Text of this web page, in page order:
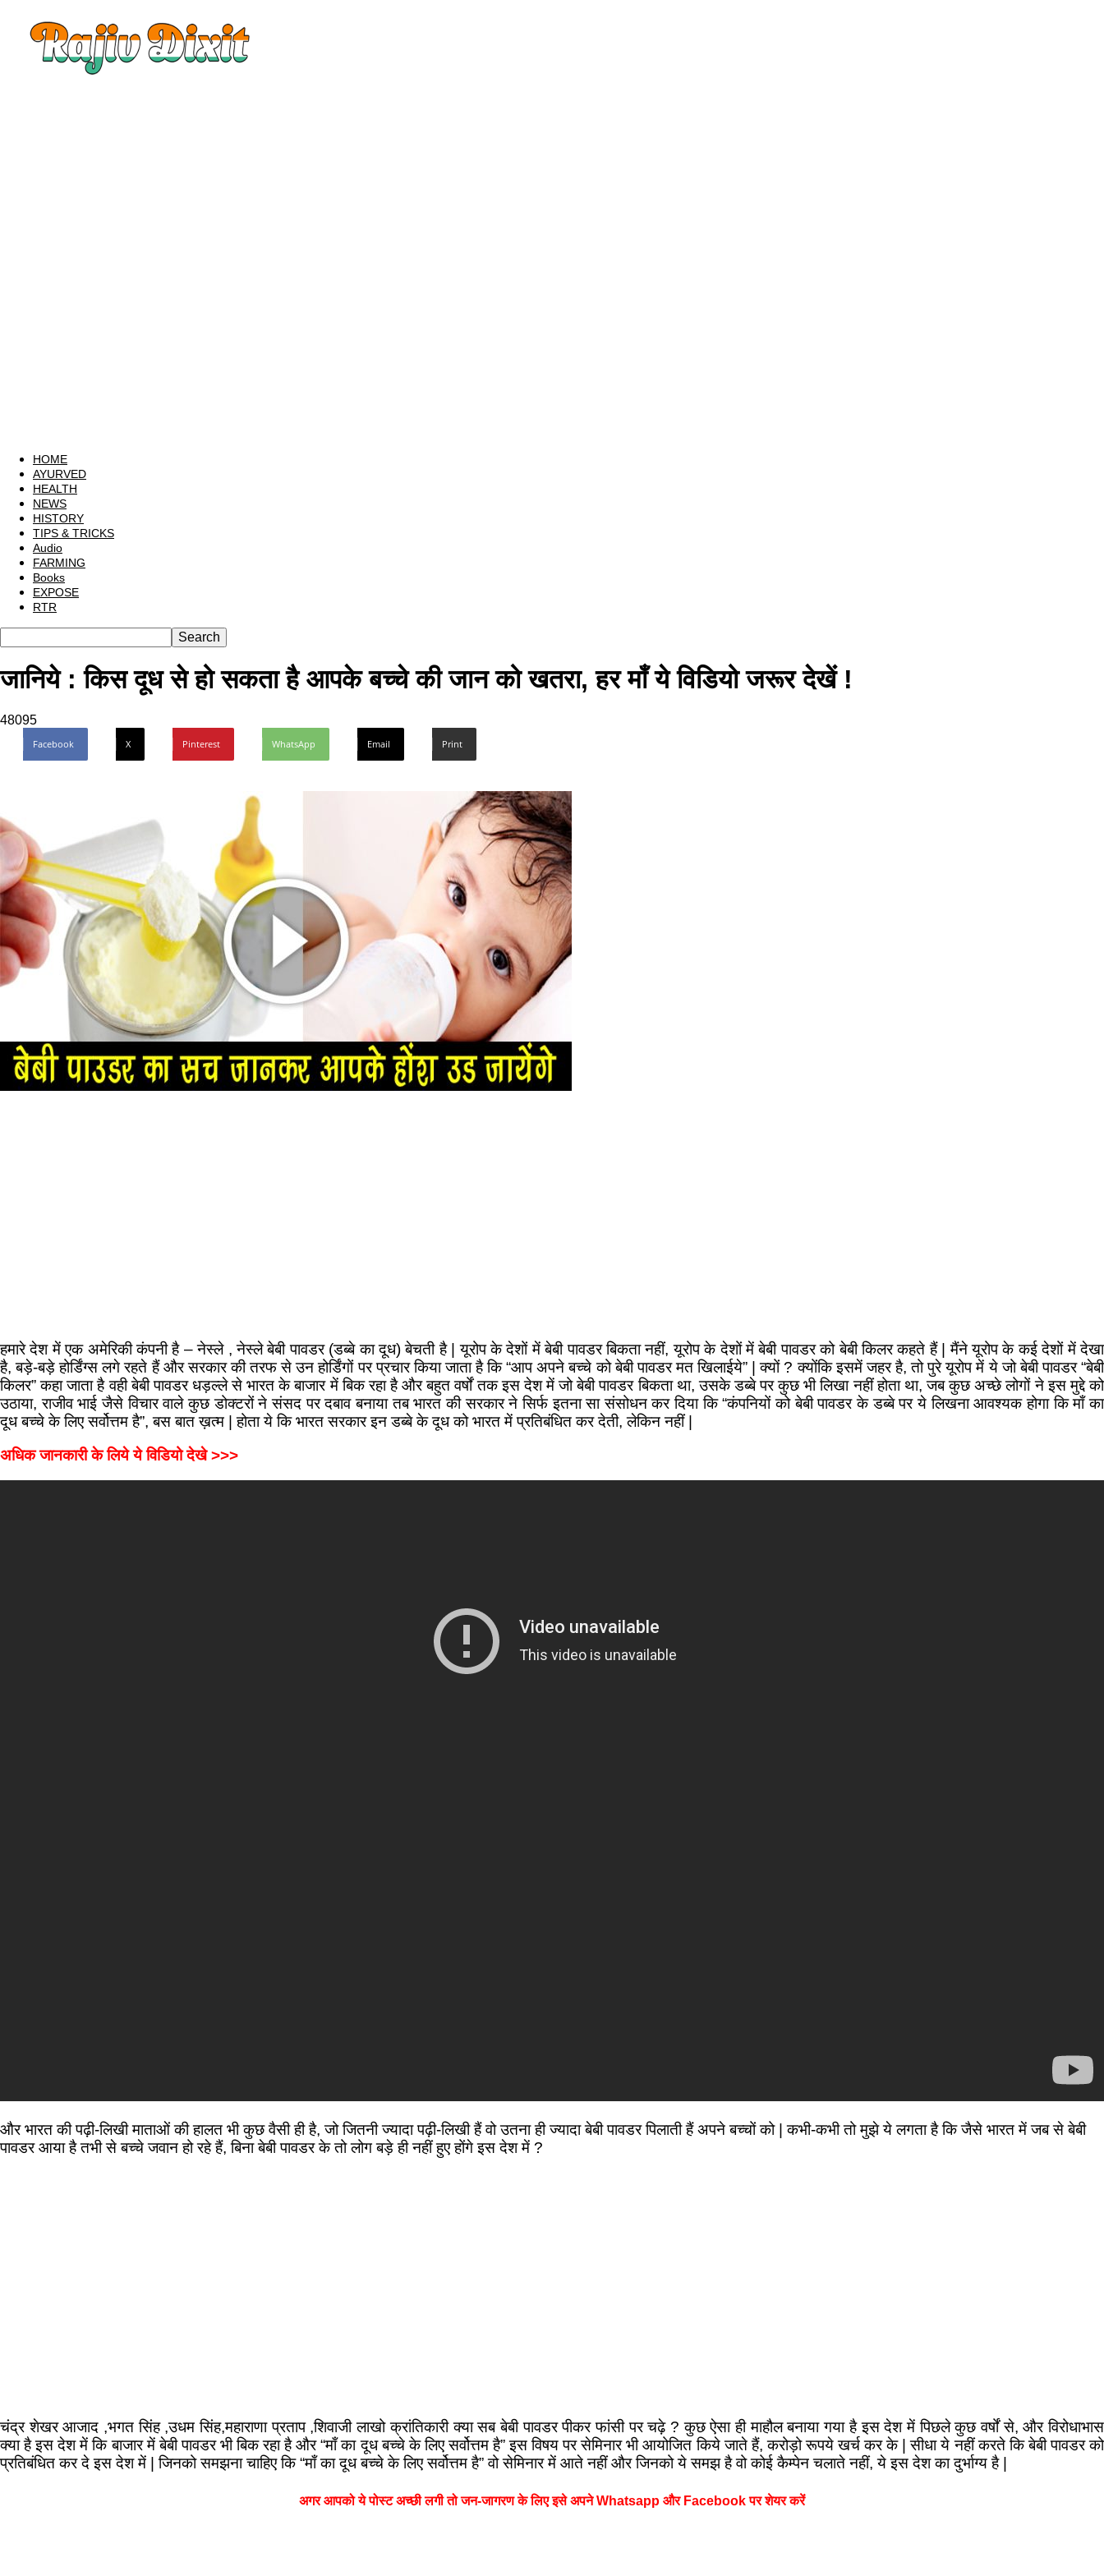
Dixit
Rajiv
HOME
AYURVED
HEALTH
NEWS
HISTORY
TIPS & TRICKS
Audio
FARMING
Books
EXPOSE
RTR
जानिये : किस दूध से हो सकता है आपके बच्चे की जान को खतरा, हर माँ ये विडियो जरूर देखें !
48095
Facebook X Pinterest WhatsApp Email Print
हमारे देश में एक अमेरिकी कंपनी है – नेस्ले , नेस्ले बेबी पावडर (डब्बे का दूध) बेचती है | यूरोप के देशों में बेबी पावडर बिकता नहीं, यूरोप के देशों में बेबी पावडर को बेबी किलर कहते हैं | मैंने यूरोप के कई देशों में देखा
है, बड़े-बड़े होर्डिंग्स लगे रहते हैं और सरकार की तरफ से उन होर्डिंगों पर प्रचार किया जाता है कि “आप अपने बच्चे को बेबी पावडर मत खिलाईये” | क्यों ? क्योंकि इसमें जहर है, तो पुरे यूरोप में ये जो बेबी पावडर “बेबी
किलर” कहा जाता है वही बेबी पावडर धड़ल्ले से भारत के बाजार में बिक रहा है और बहुत वर्षों तक इस देश में जो बेबी पावडर बिकता था, उसके डब्बे पर कुछ भी लिखा नहीं होता था, जब कुछ अच्छे लोगों ने इस मुद्दे को
उठाया, राजीव भाई जैसे विचार वाले कुछ डोक्टरों ने संसद पर दबाव बनाया तब भारत की सरकार ने सिर्फ इतना सा संसोधन कर दिया कि “कंपनियों को बेबी पावडर के डब्बे पर ये लिखना आवश्यक होगा कि माँ का
दूध बच्चे के लिए सर्वोत्तम है”, बस बात ख़त्म | होता ये कि भारत सरकार इन डब्बे के दूध को भारत में प्रतिबंधित कर देती, लेकिन नहीं |
अधिक जानकारी के लिये ये विडियो देखे >>>
और भारत की पढ़ी-लिखी माताओं की हालत भी कुछ वैसी ही है, जो जितनी ज्यादा पढ़ी-लिखी हैं वो उतना ही ज्यादा बेबी पावडर पिलाती हैं अपने बच्चों को | कभी-कभी तो मुझे ये लगता है कि जैसे भारत में जब से बेबी
पावडर आया है तभी से बच्चे जवान हो रहे हैं, बिना बेबी पावडर के तो लोग बड़े ही नहीं हुए होंगे इस देश में ?
चंद्र शेखर आजाद ,भगत सिंह ,उधम सिंह,महाराणा प्रताप ,शिवाजी लाखो क्रांतिकारी क्या सब बेबी पावडर पीकर फांसी पर चढ़े ? कुछ ऐसा ही माहौल बनाया गया है इस देश में पिछले कुछ वर्षों से, और विरोधाभास
क्या है इस देश में कि बाजार में बेबी पावडर भी बिक रहा है और “माँ का दूध बच्चे के लिए सर्वोत्तम है” इस विषय पर सेमिनार भी आयोजित किये जाते हैं, करोड़ो रूपये खर्च कर के | सीधा ये नहीं करते कि बेबी पावडर को
प्रतिबंधित कर दे इस देश में | जिनको समझना चाहिए कि “माँ का दूध बच्चे के लिए सर्वोत्तम है” वो सेमिनार में आते नहीं और जिनको ये समझ है वो कोई कैम्पेन चलाते नहीं, ये इस देश का दुर्भाग्य है |
अगर आपको ये पोस्ट अच्छी लगी तो जन-जागरण के लिए इसे अपने Whatsapp और Facebook पर शेयर करें